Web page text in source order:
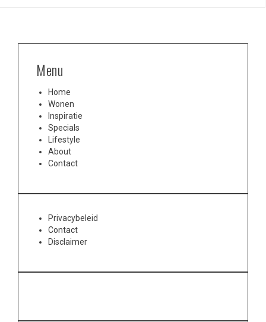
Menu
Home
Wonen
Inspiratie
Specials
Lifestyle
About
Contact
Privacybeleid
Contact
Disclaimer